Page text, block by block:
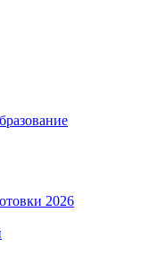
2026